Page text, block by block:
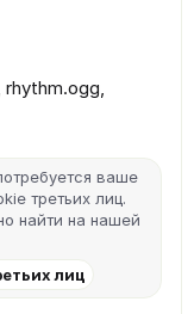
rhythm.ogg,
ваше
третьих лиц.
найти на нашей
лиц